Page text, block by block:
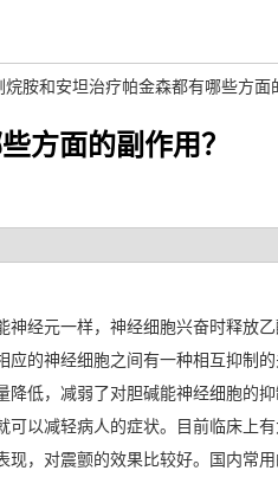
烷胺和安坦治疗帕金森都有哪些方面
方面的副作用？
经元一样，神经细胞兴奋时释放
的神经细胞之间有一种相互抑制
低，减弱了对胆碱能神经细胞的
以减轻病人的症状。目前临床上
，对震颤的效果比较好。国内常用